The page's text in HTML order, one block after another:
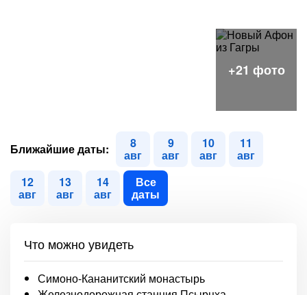
Ближайшие даты: 8
авг
9
авг
10
авг
11
авг
12
авг
13
авг
14
авг
Все
даты
Что можно увидеть
Симоно-Кананитский монастырь